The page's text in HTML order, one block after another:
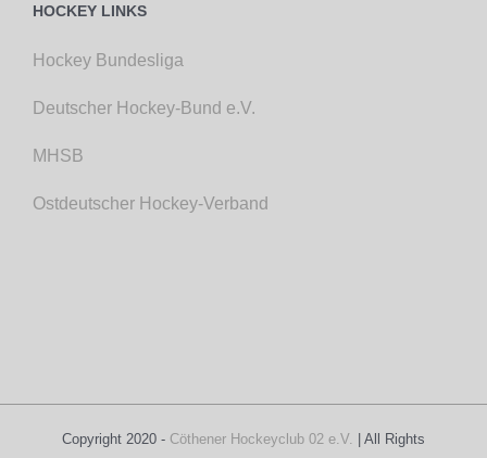
HOCKEY LINKS
Hockey Bundesliga
Deutscher Hockey-Bund e.V.
MHSB
Ostdeutscher Hockey-Verband
Copyright 2020 - Cöthener Hockeyclub 02 e.V.
| All Rights